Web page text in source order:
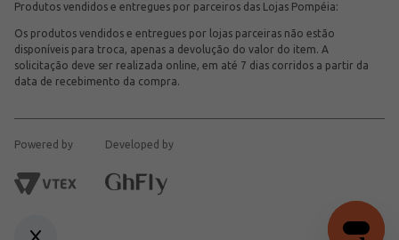
Produtos vendidos e entregues por parceiros das Lojas Pompéia:
Os produtos vendidos e entregues por lojas parceiras não estão
disponíveis para troca, apenas a devolução do valor do item. A
solicitação deve ser realizada online, em até 7 dias corridos a partir da
data de recebimento da compra.
Powered by Developed by